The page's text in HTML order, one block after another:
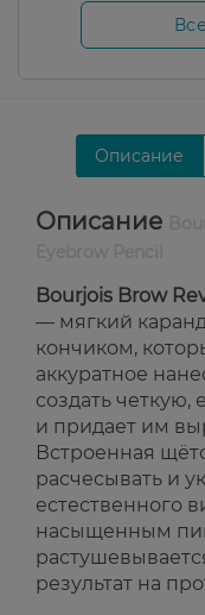
Описание
Описание
Bourjois Brow
— мягкий
кончиком,
аккуратное
создать
и придает им
Встроенная
расчесывать и
естественного
насыщенным
результат на